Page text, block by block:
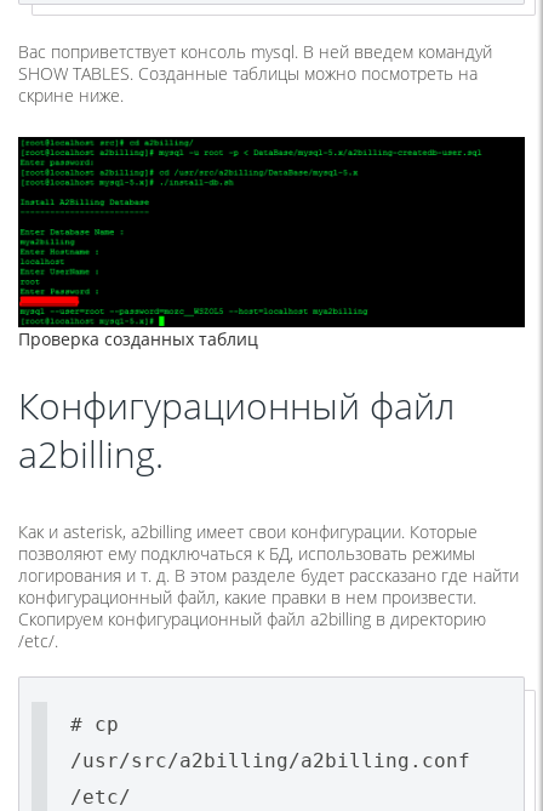
Вас поприветствует консоль mysql. В ней введем командуй
SHOW TABLES. Созданные таблицы можно посмотреть на
скрине ниже.
Проверка созданных таблиц
Конфигурационный файл
a2billing.
Как и asterisk, a2billing имеет свои конфигурации. Которые
позволяют ему подключаться к БД, использовать режимы
логирования и т. д. В этом разделе будет рассказано где найти
конфигурационный файл, какие правки в нем произвести.
Скопируем конфигурационный файл a2billing в директорию
/etc/.
# cp
/usr/src/a2billing/a2billing.conf
/etc/